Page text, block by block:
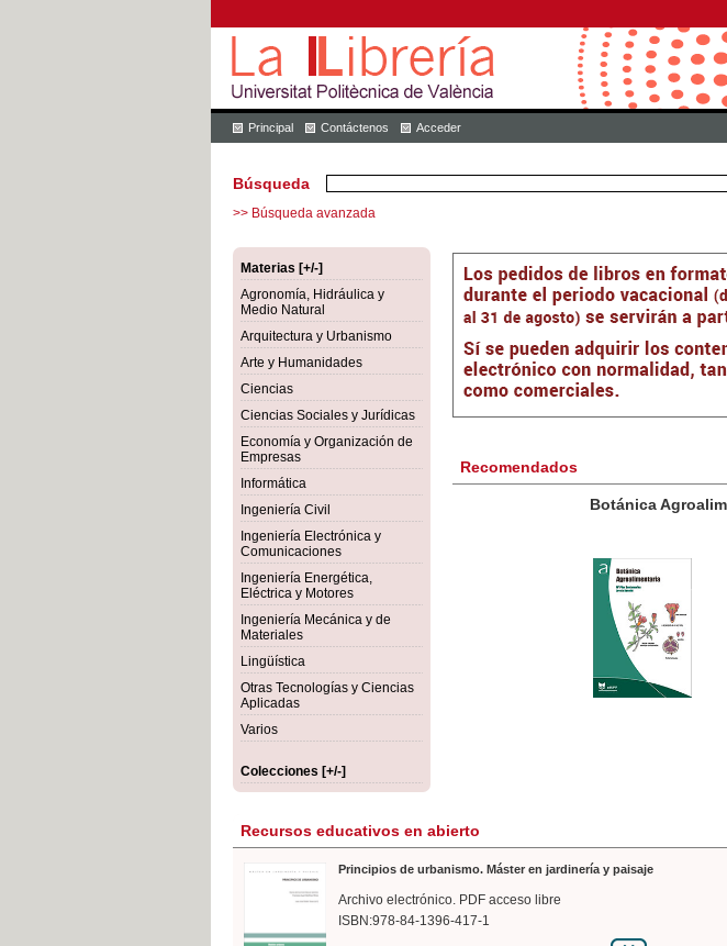
Principal Contáctenos Acceder
Búsqueda
>> Búsqueda avanzada
Materias [+/-]
Agronomía, Hidráulica y
Medio Natural
Arquitectura y Urbanismo
Arte y Humanidades
Ciencias
Ciencias Sociales y Jurídicas
Economía y Organización de
Empresas
Informática
Ingeniería Civil
Ingeniería Electrónica y
Comunicaciones
Ingeniería Energética,
Eléctrica y Motores
Ingeniería Mecánica y de
Materiales
Lingüística
Otras Tecnologías y Ciencias
Aplicadas
Varios
Colecciones [+/-]
Recomendados
Botánica Agroalimentaria
35,00 €
IVA INCLUIDO
Recursos educativos en abierto
Principios de urbanismo. Máster en jardinería y paisaje
Archivo electrónico. PDF acceso libre
ISBN:978-84-1396-417-1